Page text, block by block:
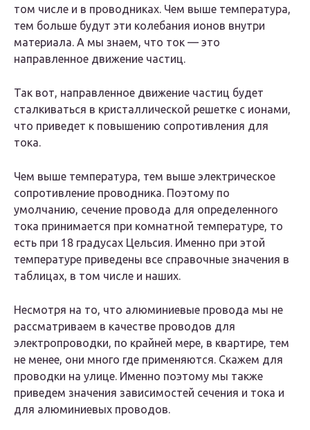
том числе и в проводниках. Чем выше температура,
тем больше будут эти колебания ионов внутри
материала. А мы знаем, что ток — это
направленное движение частиц.
Так вот, направленное движение частиц будет
сталкиваться в кристаллической решетке с ионами,
что приведет к повышению сопротивления для
тока.
Чем выше температура, тем выше электрическое
сопротивление проводника. Поэтому по
умолчанию, сечение провода для определенного
тока принимается при комнатной температуре, то
есть при 18 градусах Цельсия. Именно при этой
температуре приведены все справочные значения в
таблицах, в том числе и наших.
Несмотря на то, что алюминиевые провода мы не
рассматриваем в качестве проводов для
электропроводки, по крайней мере, в квартире, тем
не менее, они много где применяются. Скажем для
проводки на улице. Именно поэтому мы также
приведем значения зависимостей сечения и тока и
для алюминиевых проводов.